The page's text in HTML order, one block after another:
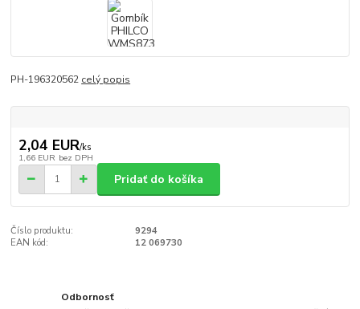
PH-196320562 celý popis
2,04 EUR/ks
1,66 EUR bez DPH
Pridať do košíka
Číslo produktu:
9294
EAN kód:
12 069730
Odbornosť